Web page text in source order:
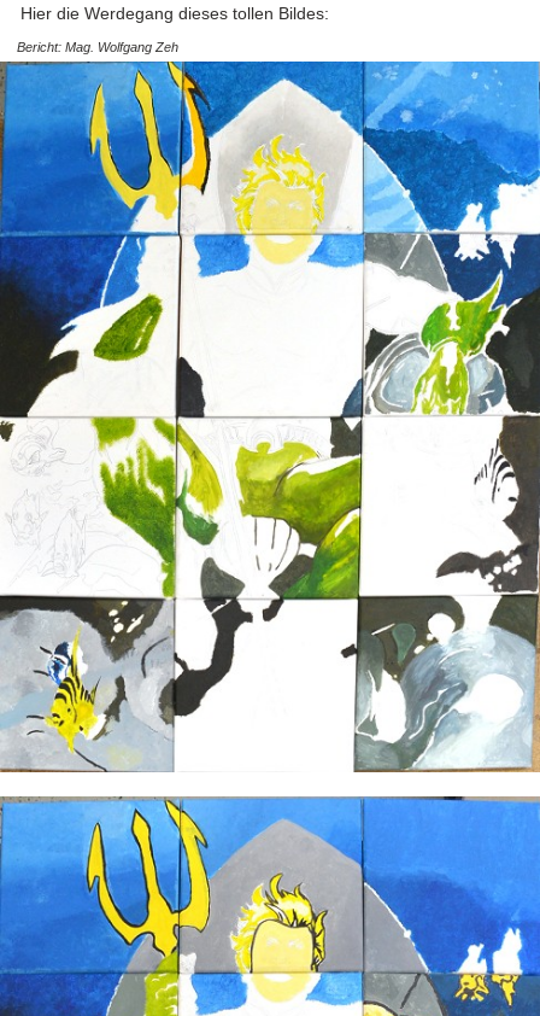
Hier die Werdegang dieses tollen Bildes:
Bericht: Mag. Wolfgang Zeh